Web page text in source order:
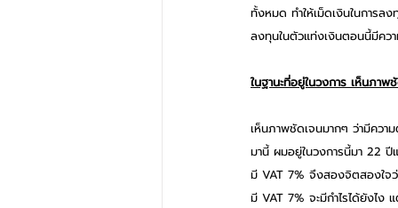
ทั้งหมด ทำให้เม็ดเงินในการล
ลงทุนในตัวแท่งเงินตอนนี้มีควา
ในฐานะที่อยู่ในวงการ เห็นภา
เห็นภาพชัดเจนมากๆ ว่ามีควา
มานี้ ผมอยู่ในวงการนี้มา 22 ปี
มี VAT 7% จึงสองจิตสองใจว่
มี VAT 7% จะมีกำไรได้ยังไ